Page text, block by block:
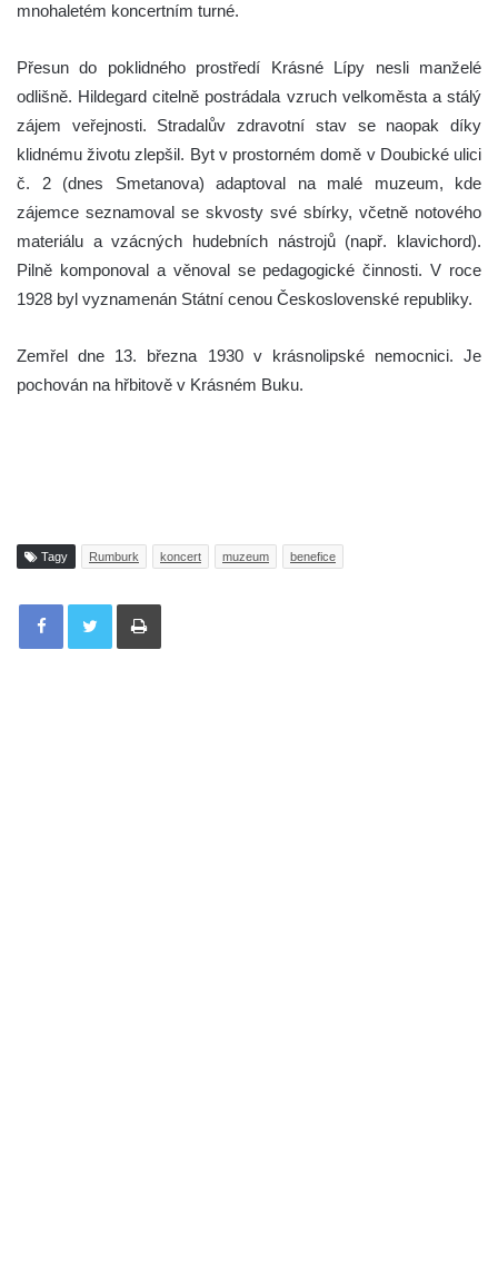
mnohaletém koncertním turné.
Přesun do poklidného prostředí Krásné Lípy nesli manželé
odlišně. Hildegard citelně postrádala vzruch velkoměsta a stálý
zájem veřejnosti. Stradalův zdravotní stav se naopak díky
klidnému životu zlepšil. Byt v prostorném domě v Doubické ulici
č. 2 (dnes Smetanova) adaptoval na malé muzeum, kde
zájemce seznamoval se skvosty své sbírky, včetně notového
materiálu a vzácných hudebních nástrojů (např. klavichord).
Pilně komponoval a věnoval se pedagogické činnosti. V roce
1928 byl vyznamenán Státní cenou Československé republiky.
Zemřel dne 13. března 1930 v krásnolipské nemocnici. Je
pochován na hřbitově v Krásném Buku.
Tagy Rumburk koncert muzeum benefice
Tisknout